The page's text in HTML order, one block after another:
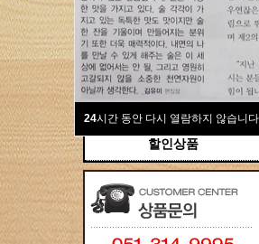
24시간 동안 다시 열람하지 않습니
브랜디/꼬냑
와인선물세트
와인
선물용
할인상품